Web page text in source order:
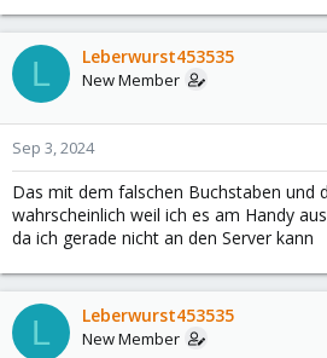
L Leberwurst453535
New Member
Sep 3, 2024
Das mit dem falschen Buchstaben und
wahrscheinlich weil ich es am Handy
da ich gerade nicht an den Server kann
L Leberwurst453535
New Member